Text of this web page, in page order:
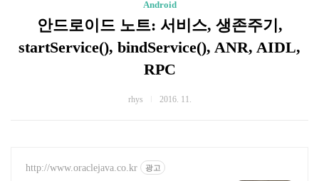
Android
안드로이드 노트: 서비스, 생존주기,
startService(), bindService(), ANR, AIDL,
RPC
rhys 2016. 11.
http://www.oraclejava.co.kr 광고